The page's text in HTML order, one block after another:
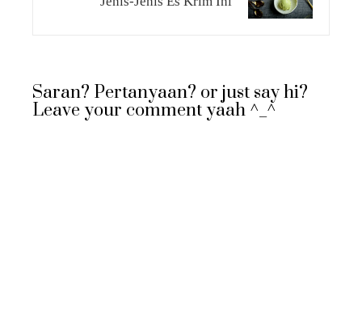
Saran? Pertanyaan? or just say hi?
Leave your comment yaah ^_^